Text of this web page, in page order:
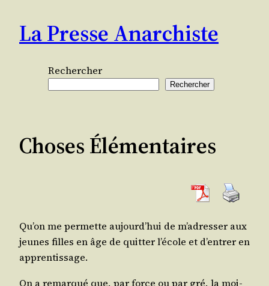
contenu
La Presse Anarchiste
Rechercher
Rechercher
Choses Élémentaires
Qu’on me per­mette aujourd’­hui de m’a­dres­ser aux
jeunes filles en âge de quit­ter l’é­cole et d’en­trer en
apprentissage.
On a remar­qué que, par force ou par gré, la moi­